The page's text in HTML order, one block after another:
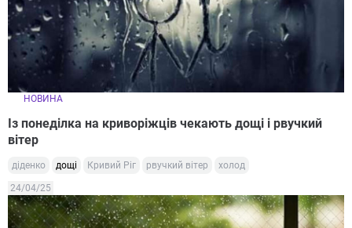
НОВИНА
Із понеділка на криворіжців чекають дощі і рвучкий
вітер
діденко дощі Кривий Ріг рвучкий вітер холод
24/04/25